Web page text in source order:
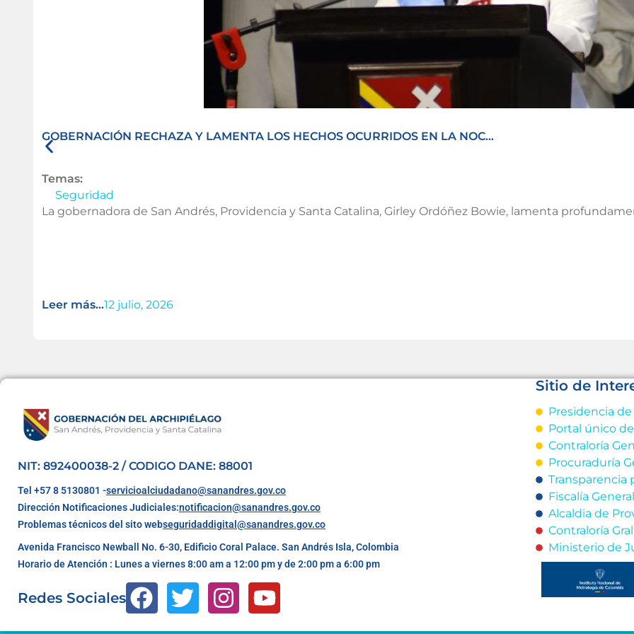
GOBERNACIÓN RECHAZA Y LAMENTA LOS HECHOS OCURRIDOS EN LA NOC...
Temas:
Seguridad
La gobernadora de San Andrés, Providencia y Santa Catalina, Girley Ordóñez Bowie, lamenta
Leer más...12 julio, 2026
NIT: 892400038-2 / CODIGO DANE: 88001
Tel +57 8 5130801 -servicioalciudadano@sanandres.gov.co
Dirección Notificaciones Judiciales:notificacion@sanandres.gov.co
Problemas técnicos del sito webseguridaddigital@sanandres.gov.co
Avenida Francisco Newball No. 6-30, Edificio Coral Palace. San Andrés Isla, Colombia
Horario de Atención : Lunes a viernes 8:00 am a 12:00 pm y de 2:00 pm a 6:00 pm
Redes Sociales
Sitio de
Presidencia
Portal único
Contraloría
Procuraduría
Transparencia
Fiscalía
Alcaldia de
Contraloría
Ministerio de